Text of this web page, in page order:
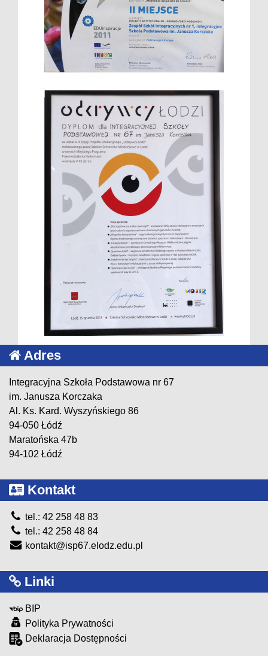
Adres
Integracyjna Szkoła Podstawowa nr 67
im. Janusza Korczaka
Al. Ks. Kard. Wyszyńskiego 86
94-050 Łódź
Maratońska 47b
94-102 Łódź
Kontakt
tel.: 42 258 48 83
tel.: 42 258 48 84
kontakt@isp67.elodz.edu.pl
Linki
BIP
Polityka Prywatności
Deklaracja Dostępności